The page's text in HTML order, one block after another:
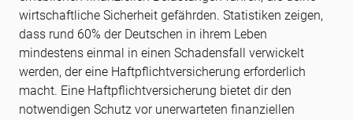
wirtschaftliche Sicherheit gefährden. Statistiken zeigen,
dass rund 60% der Deutschen in ihrem Leben
mindestens einmal in einen Schadensfall verwickelt
werden, der eine Haftpflichtversicherung erforderlich
macht. Eine Haftpflichtversicherung bietet dir den
notwendigen Schutz vor unerwarteten finanziellen